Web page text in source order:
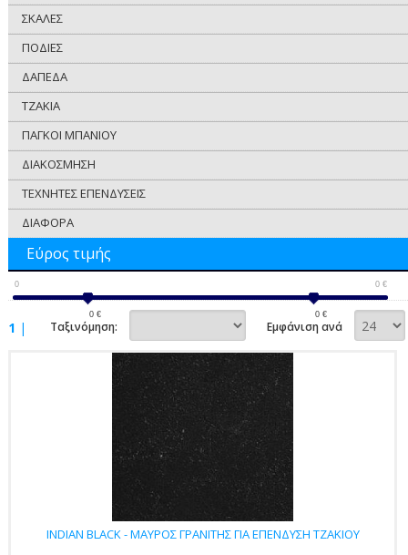
ΣΚΑΛΕΣ
ΠΟΔΙΕΣ
ΔΑΠΕΔΑ
ΤΖΑΚΙΑ
ΠΑΓΚΟΙ ΜΠΑΝΙΟΥ
ΔΙΑΚΟΣΜΗΣΗ
ΤΕΧΝΗΤΕΣ ΕΠΕΝΔΥΣΕΙΣ
ΔΙΑΦΟΡΑ
Εύρος τιμής
0 0€
0 € 0 €
1 | Εμφάνιση ανά
Ταξινόμηση:
INDIAN BLACK - ΜΑΥΡΟΣ ΓΡΑΝΙΤΗΣ ΓΙΑ ΕΠΕΝΔΥΣΗ ΤΖΑΚΙΟΥ